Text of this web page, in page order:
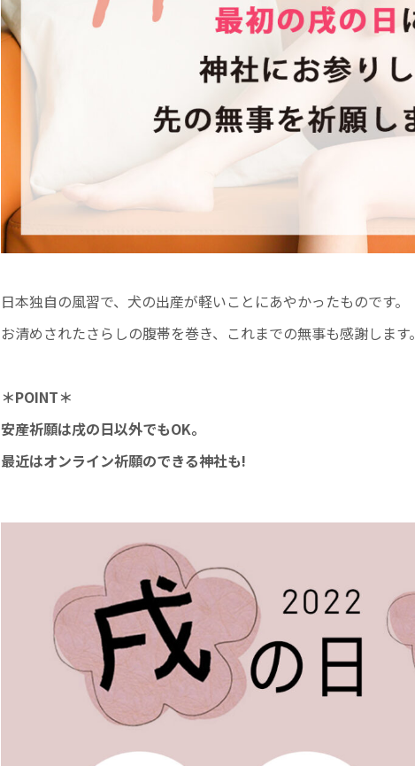
日本独自の風習で、犬の出産が軽いことにあやかったものです。
お清めされたさらしの腹帯を巻き、これまでの無事も感謝します。
＊POINT＊
安産祈願は戌の日以外でもOK。
最近はオンライン祈願のできる神社も!